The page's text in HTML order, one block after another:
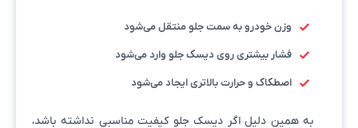
وزن خودرو به سمت جلو منتقل می‌شود
فشار بیشتری روی دیسک جلو وارد می‌شود
اصطکاک و حرارت بالاتری ایجاد می‌شود
به همین دلیل اگر دیسک جلو کیفیت مناسبی نداشته باشد،